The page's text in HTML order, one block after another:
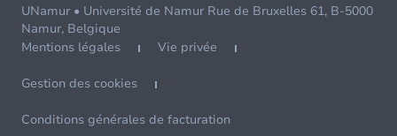
UNamur • Université de Namur Rue de Bruxelles 61, B-5000
Namur, Belgique
Mentions légales
Vie privée
Gestion des cookies
Conditions générales de facturation